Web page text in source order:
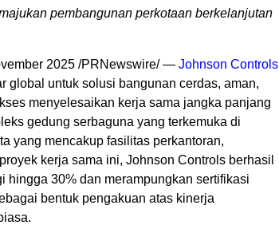
an pembangunan perkotaan berkelanjutan
2025 /PRNewswire/ — Johnson Controls
global untuk solusi bangunan cerdas, aman,
menyelesaikan kerja sama jangka panjang
gedung serbaguna yang terkemuka di
yang mencakup fasilitas perkantoran,
kerja sama ini, Johnson Controls berhasil
hingga 30% dan merampungkan sertifikasi
bentuk pengakuan atas kinerja